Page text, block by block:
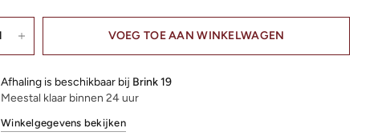
VOEG TOE AAN WINKELWAGEN
Afhaling is beschikbaar bij Brink 19
Meestal klaar binnen 24 uur
Winkelgegevens bekijken